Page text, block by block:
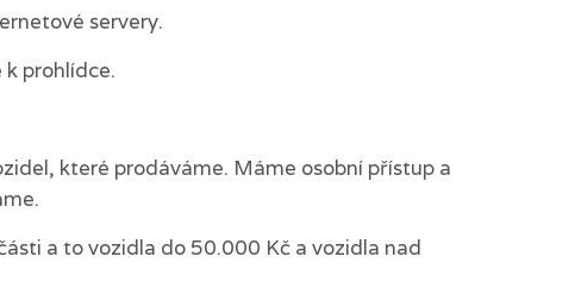
servery.
prohlídce.
které prodáváme. Máme osobní přístup a
a to vozidla do 50.000 Kč a vozidla nad